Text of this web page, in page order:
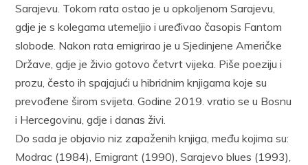
Sarajevu. Tokom rata ostao je u opkoljenom Sarajevu,
gdje je s kolegama utemeljio i uređivao časopis Fantom
slobode. Nakon rata emigrirao je u Sjedinjene Američke
Države, gdje je živio gotovo četvrt vijeka. Piše poeziju i
prozu, često ih spajajući u hibridnim knjigama koje su
prevođene širom svijeta. Godine 2019. vratio se u Bosnu
i Hercegovinu, gdje i danas živi.
Do sada je objavio niz zapaženih knjiga, među kojima su:
Modrac (1984), Emigrant (1990), Sarajevo blues (1993),